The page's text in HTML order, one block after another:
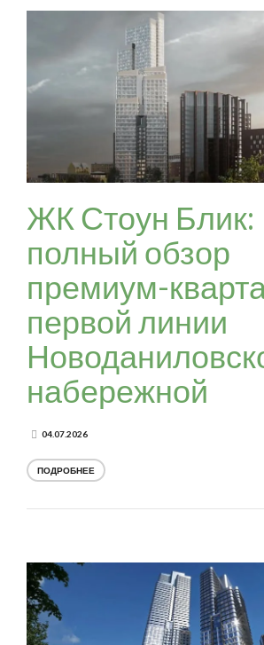
ЖК Стоун Блик:
полный обзор
премиум-
первой линии
набережной
04.07.2026
ПОДРОБНЕЕ